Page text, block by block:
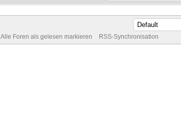
Alle Foren als gelesen markieren RSS-Synchronisation